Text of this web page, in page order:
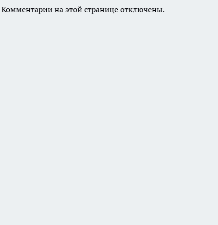
Комментарии на этой странице отключены.